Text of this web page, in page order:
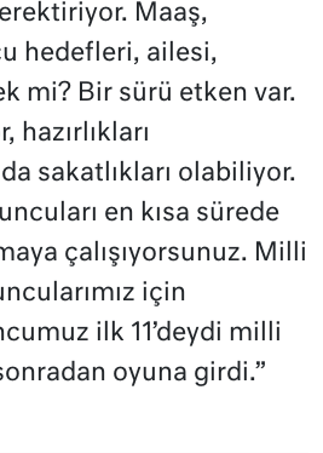
Maaş,
hedefleri, ailesi,
mi? Bir sürü etken var.
hazırlıkları
sakatlıkları olabiliyor.
en kısa sürede
çalışıyorsunuz. Milli
için
ilk 11’deydi milli
oyuna girdi.”